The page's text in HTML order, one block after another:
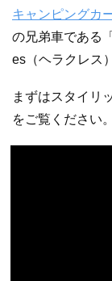
キャンピングカ
の兄弟車である
es（ヘラクレス
まずはスタイリ
をご覧ください。